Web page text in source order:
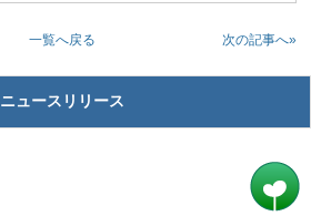
一覧へ戻る 次の記事へ»
ニュースリリース